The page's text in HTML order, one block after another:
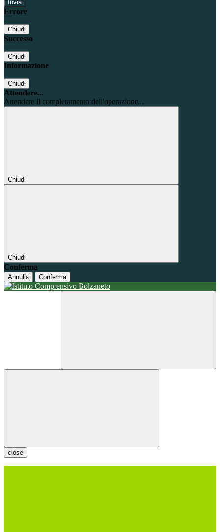
Errore
Chiudi
Successo
Chiudi
Informazione
Chiudi
Attendere...
Attendere il completamento dell'operazione...
Chiudi
Chiudi
Conferma
Annulla Conferma
close